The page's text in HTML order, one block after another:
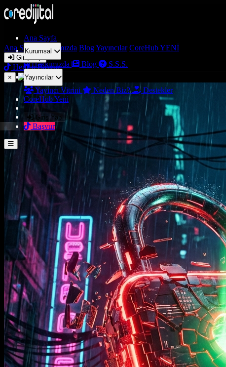
Ana Sayfa
Kurumsal
Hakkımızda Blog S.S.S.
Yayıncılar
Yayıncı Vitrini Neden Biz?
Destekler
CoreHubYeni
Giriş Yap
Başvur
Ana Sayfa Hakkımızda BlogYayıncılar CoreHubYENİ
Giriş Yap
Hemen Başvur
×